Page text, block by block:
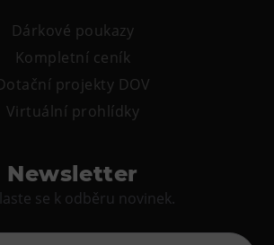
Dárkové poukazy
Kompletní ceník
projekty DOV
Virtuální prohlídky
Newsletter
se k odběru novinek.